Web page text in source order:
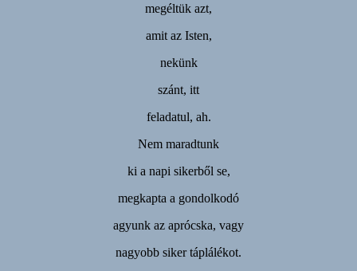
megéltük azt,
amit az Isten,
nekünk
szánt, itt
feladatul, ah.
Nem maradtunk
ki a napi sikerből se,
megkapta a gondolkodó
agyunk az aprócska, vagy
nagyobb siker táplálékot.